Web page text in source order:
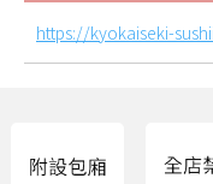
https://kyokaiseki-